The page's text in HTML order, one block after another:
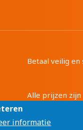
Betaal veilig en
Alle prijzen zijn
informatie